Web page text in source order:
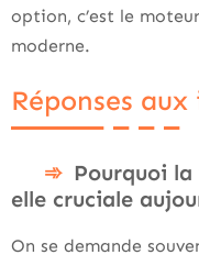
option, c’est le
moderne.
Réponses
Pourquoi
elle cruciale
On se demande